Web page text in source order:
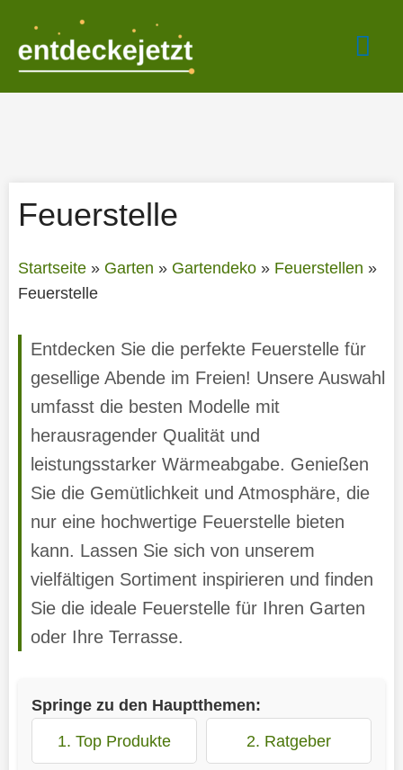
springen
Feuerstelle
Startseite» Garten » Gartendeko» Feuerstellen »
Feuerstelle
Entdecken Sie die perfekte Feuerstelle für
gesellige Abende im Freien! Unsere Auswahl
umfasst die besten Modelle mit
herausragender Qualität und
leistungsstarker Wärmeabgabe. Genießen
Sie die Gemütlichkeit und Atmosphäre, die
nur eine hochwertige Feuerstelle bieten
kann. Lassen Sie sich von unserem
vielfältigen Sortiment inspirieren und finden
Sie die ideale Feuerstelle für Ihren Garten
oder Ihre Terrasse.
Springe zu den Hauptthemen:
1. Top Produkte
2. Ratgeber